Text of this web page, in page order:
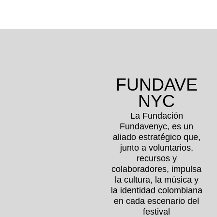
FUNDAVE
NYC
La Fundación
Fundavenyc, es un
aliado estratégico que,
junto a voluntarios,
recursos y
colaboradores, impulsa
la cultura, la música y
la identidad colombiana
en cada escenario del
festival